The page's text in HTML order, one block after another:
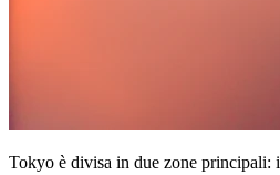
Tokyo è divisa in due zone principali: i